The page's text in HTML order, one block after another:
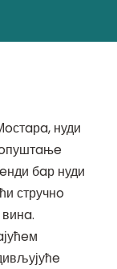
нуди
бaр нуди
стручнo